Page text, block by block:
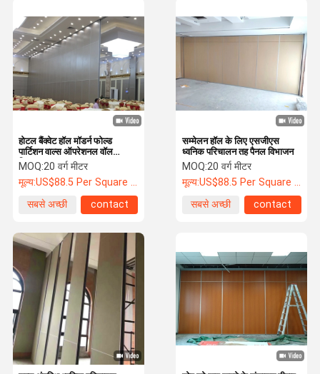
सम्मेलन हॉल के लिए एसजीएस
ध्वनिक परिचालन तह पैनल विभाजन
MOQ:20 वर्ग मीटर
मूल्य:US$88.5 Per Square Meter
सबसे अच्छी
contact
होटल बैंक्वेट हॉल मॉडर्न फोल्ड
पार्टिशन वाल्स ऑपरेशनल वॉल
सिस्टम्स
MOQ:20 वर्ग मीटर
मूल्य:US$88.5 Per Square Meter
सबसे अच्छी
contact